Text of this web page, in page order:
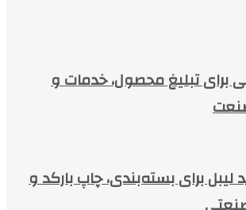
برای تبلیغ محصول، خدمات و
لیبل برای بسته‌بندی، چاپ بارکد و